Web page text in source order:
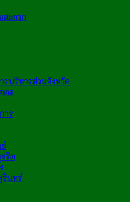
สะดวก
บริหารส่วนจังหวัด
คล
าร
ริต
รินทร์